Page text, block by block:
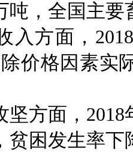
吨，全国主
方面，2018
价格因素实
面，2018
贫困发生率下